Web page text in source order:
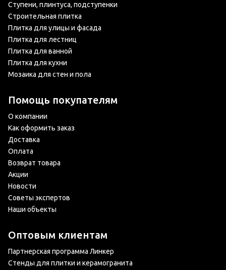
Ступени, плинтуса, подступенки
Строительная плитка
Плитка для улицы и фасада
Плитка для лестниц
Плитка для ванной
Плитка для кухни
Мозаика для стен и пола
Помощь покупателям
О компании
Как оформить заказ
Доставка
Оплата
Возврат товара
Акции
Новости
Советы экспертов
Наши объекты
Оптовым клиентам
Партнерская программа Линкер
Стенды для плитки и керамогранита